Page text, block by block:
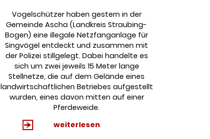
Vogelschützer haben gestern in der
Gemeinde Ascha (Landkreis Straubing-
Bogen) eine illegale Netzfanganlage für
Singvögel entdeckt und zusammen mit
der Polizei stillgelegt. Dabei handelte es
sich um zwei jeweils 15 Meter lange
Stellnetze, die auf dem Gelände eines
landwirtschaftlichen Betriebes aufgestellt
wurden, eines davon mitten auf einer
Pferdeweide.
weiterlesen